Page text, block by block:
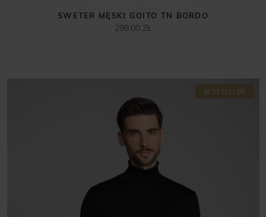
SWETER MĘSKI GOITO TN BORDO
299,00 ZŁ
BESTSELLER